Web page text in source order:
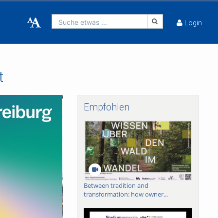
Suche etwas ... Login
Empfohlen
Between tradition and
transformation: how owner...